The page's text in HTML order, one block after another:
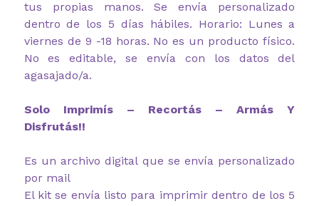
tus propias manos. Se envía personalizado
dentro de los 5 días hábiles. Horario: Lunes a
viernes de 9 -18 horas. No es un producto físico.
No es editable, se envía con los datos del
agasajado/a.
Solo Imprimís – Recortás – Armás Y
Disfrutás!!
Es un archivo digital que se envía personalizado
por mail
El kit se envía listo para imprimir dentro de los 5